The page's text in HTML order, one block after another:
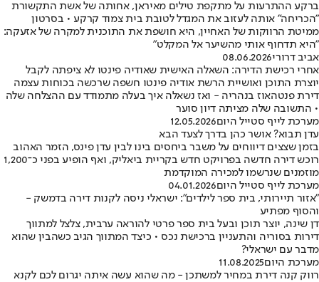
ברקע ההתרעות על מתקפת טילים מאיראן, אחותה של אשת התקשורת
"הכריחה" אותה לעזוב את המגדל לטובת בית צמוד קרקע • בסרטון
ממיטת הרווקות של האחיין, היא חושפת את התוכנית למקרה של אזעקה:
"היא תדחוף אותי מהשיער אל המקלט"
אביב דרורי08.06.2026
אחרי רכישת הדירה: השאלה האישית שאודיה פינטו לא ציפתה לקבל
יוצרת התוכן ואושיית הרשת אודיה פינטו חשפה שרכשה בכוחות עצמה
דירת פנטהאוז בנהריה - ואז נשאלה איך בעלה מתמודד עם ההצלחה שלה
• התשובה שלה מציתה דיון סוער
מערכת לייף סטייל היום12.05.2026
עדן תבוא? אושר כהן בדרך לצעד הבא
בזמן שצצים דיווחים על משבר ביחסים בינו לבין עדן פינס, הזמר האהוב
רוכש דירה חדשה בפרויקט חדש בקריית ביאליק, ואף הופיע בפני כ־1,200
מוזמנים שנרשמו למכירה המוקדמת
מערכת לייף סטייל היום04.01.2026
"אזור תיירותי, בית ספר לילדים": ישראלי ניסה לקנות דירה בדמשק -
והסוף מפתיע
דן שינה, יוצר תוכן ובעל בית ספר פרטי להוראה ערבית, צלצל למתווך
דירות בסוריה והתעניין ברכישת נכס • כיצד המתווך הגיב כשהבין שהוא
מדבר עם ישראלי?
מערכת היום11.08.2025
רווק קנה דירת במחיר למשתכן - מה שהוא עשה איתה יגרום לכם לקנא